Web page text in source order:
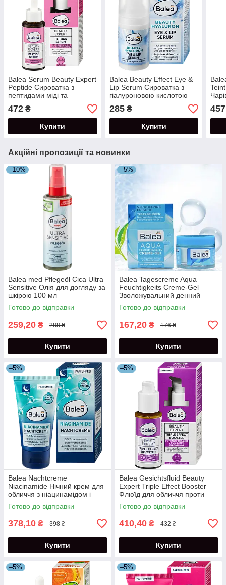
Balea Serum Beauty Expert
Peptide Сироватка з
пептидами міді та
гіалуроновою кислотою 30
мл
472 ₴
Купити
Balea Beauty Effect Eye &
Lip Serum Сироватка з
гіалуроновою кислотою
для шкіри навколо очей та
губ 30+ 15 мл
285₴
Купити
457
Акційні пропозиції та новинки
–10%
Balea med Pflegeöl Cica Ultra
Sensitive Олія для догляду за
шкірою 100 мл
Готово до відправки
259,20 ₴ 288 ₴
Купити
–5%
Balea Tagescreme Aqua
Feuchtigkeits Creme-Gel
Зволожувальний денний
крем-гель для обличчя 50 мл
Готово до відправки
167,20 ₴ 176 ₴
Купити
–5%
Balea Nachtcreme
Niacinamide Нічний крем для
обличчя з ніацинамідом і
олією виноградних кісточок
50 мл
Готово до відправки
378,10 ₴ 398 ₴
Купити
–5%
Balea Gesichtsfluid Beauty
Expert Triple Effect Booster
Флюїд для обличчя проти
старіння шкіри 30 мл
Готово до відправки
410,40 ₴ 432 ₴
Купити
–5% –5%